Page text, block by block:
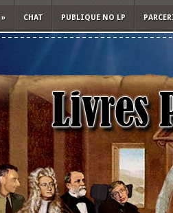
» CHAT PUBLIQUE NO LP